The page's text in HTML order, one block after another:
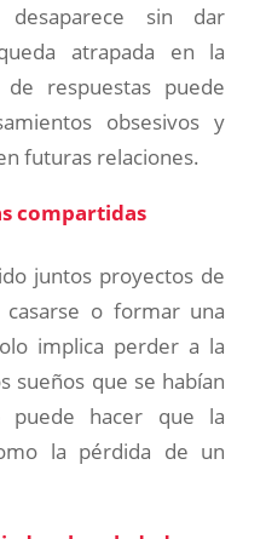
desaparece sin dar
atrapada en la
respuestas puede
obsesivos y
futuras relaciones.
compartidas
juntos proyectos de
o formar una
implica perder a la
sueños que se habían
puede hacer que la
la pérdida de un